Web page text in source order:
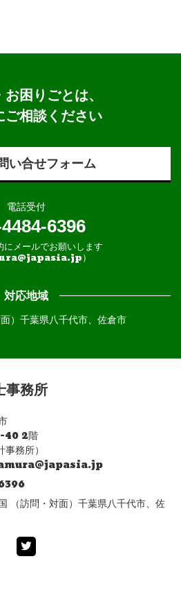
困りごとは、
ご相談ください
い合せフォーム
電話受付
6396
にメールでお願いします
）
対応地域
）千葉県八千代市、佐倉市
事務所
40 2階
事務所）
（訪問・対面）千葉県八千代市、佐
Twitter